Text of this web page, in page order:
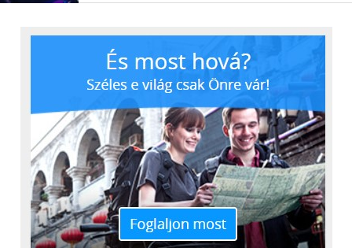
Lizák Péter nemzetközi mesterrel játszott, aki a
Morgan Stanley több mint ezer játékost
megmozgató belső, nemzetközi sakk-
bajnokságának idei nyertese lett.
Azok sem maradtak program nélkül, akik a
versenysakk miatt érkeztek: a Játék a négyzeten
sakkversenyen próbára tehették tudásukat, a
Sakkozzunk! foglalkozások pedig Juhász Ármin
nemzetközi mester vezetésével a stratégiai
gondolkodás fejlesztésére és az elemző szemlélet
elmélyítésére adtak lehetőséget. A Hívd ki a mestert!